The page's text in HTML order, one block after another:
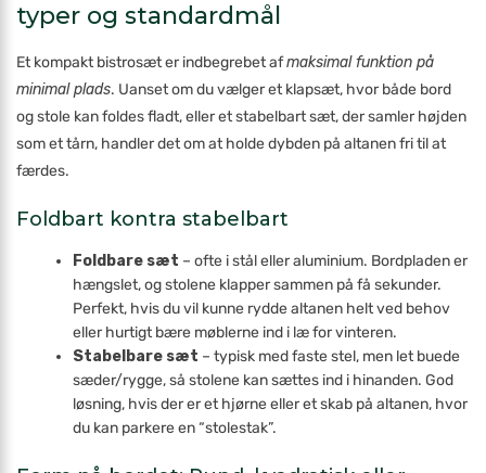
typer og standardmål
Et kompakt bistrosæt er indbegrebet afmaksimal funktion på
minimal plads. Uanset om du vælger et klapsæt, hvor både bord
og stole kan foldes fladt, eller et stabelbart sæt, der samler højden
som et tårn, handler det om at holde dybden på altanen fri til at
færdes.
Foldbart kontra stabelbart
Foldbare sæt – ofte i stål eller aluminium. Bordpladen er
hængslet, og stolene klapper sammen på få sekunder.
Perfekt, hvis du vil kunne rydde altanen helt ved behov
eller hurtigt bære møblerne ind i læ for vinteren.
Stabelbare sæt – typisk med faste stel, men let buede
sæder/rygge, så stolene kan sættes ind i hinanden. God
løsning, hvis der er et hjørne eller et skab på altanen, hvor
du kan parkere en “stolestak”.